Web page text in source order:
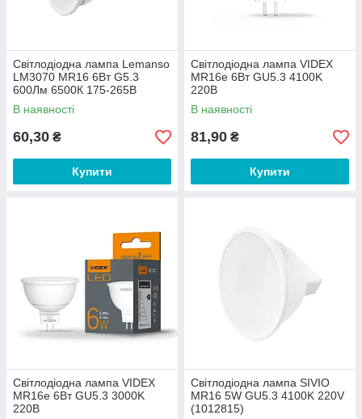
Світлодіодна лампа Lemanso
LM3070 MR16 6Вт G5.3
600Лм 6500К 175-265В
матова
В наявності
60,30 ₴
Купити
Світлодіодна лампа VIDEX
MR16е 6Вт GU5.3 4100K
220В
В наявності
81,90 ₴
Купити
Світлодіодна лампа VIDEX
MR16е 6Вт GU5.3 3000K
220В
Світлодіодна лампа SIVIO
MR16 5W GU5.3 4100K 220V
(1012815)